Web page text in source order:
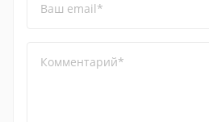
Ваш email*
Комментарий*